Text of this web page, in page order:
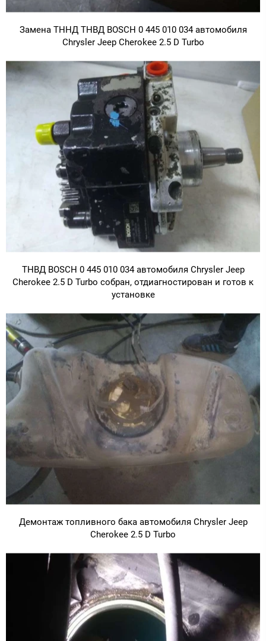
Замена ТННД ТНВД BOSCH 0 445 010 034 автомобиля
Chrysler Jeep Cherokee 2.5 D Turbo
ТНВД BOSCH 0 445 010 034 автомобиля Chrysler Jeep
Cherokee 2.5 D Turbo собран, отдиагностирован и готов к
установке
Демонтаж топливного бака автомобиля Chrysler Jeep
Cherokee 2.5 D Turbo